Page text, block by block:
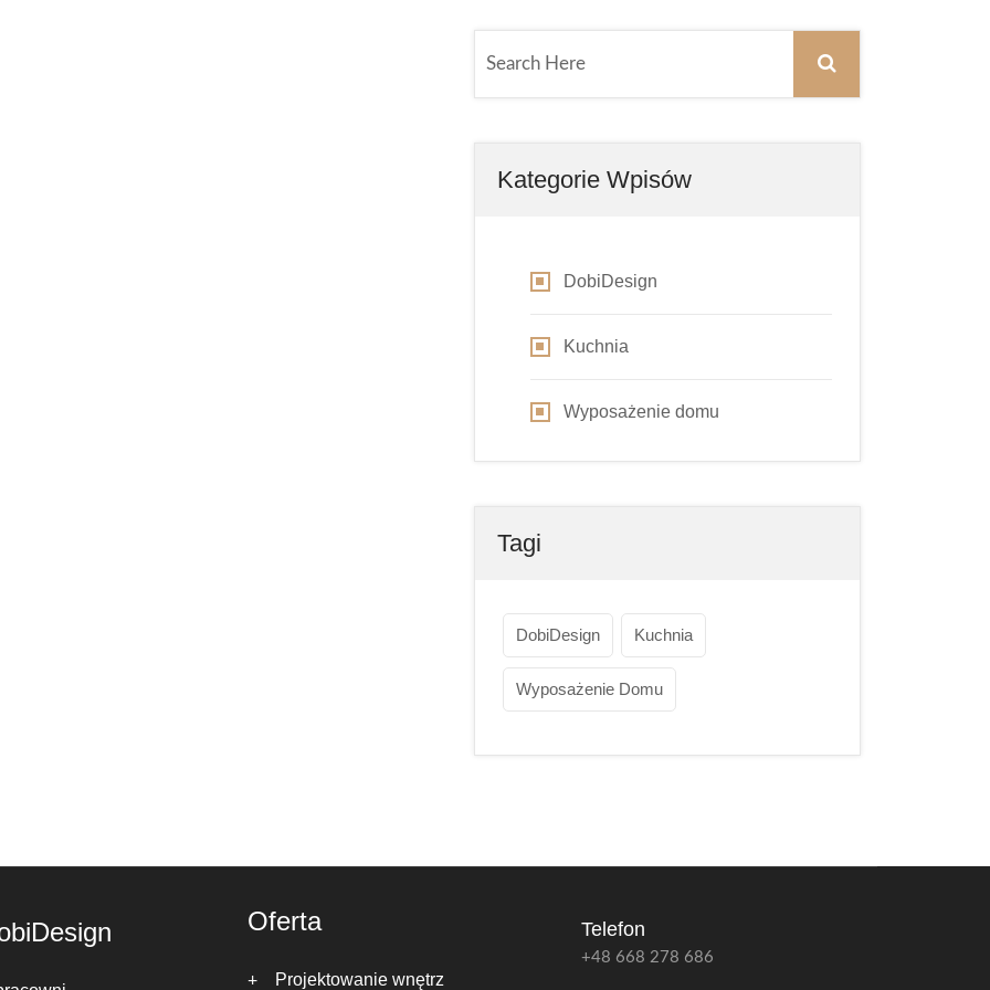
Kategorie Wpisów
DobiDesign
Kuchnia
Wyposażenie domu
Tagi
DobiDesign Kuchnia
Wyposażenie Domu
Oferta
Projektowanie wnętrz
Telefon
+48 668 278 686